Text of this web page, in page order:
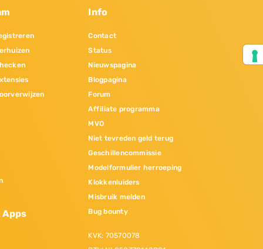
Apps
Info
Contact
Status
Nieuwspagina
Blogpagina
Forum
Affiliate programma
MVO
Niet tevreden geld terug
Geschillencommissie
Modelformulier herroeping
Klokkenluiders
Misbruik melden
Bug bounty
KVK: 70570078